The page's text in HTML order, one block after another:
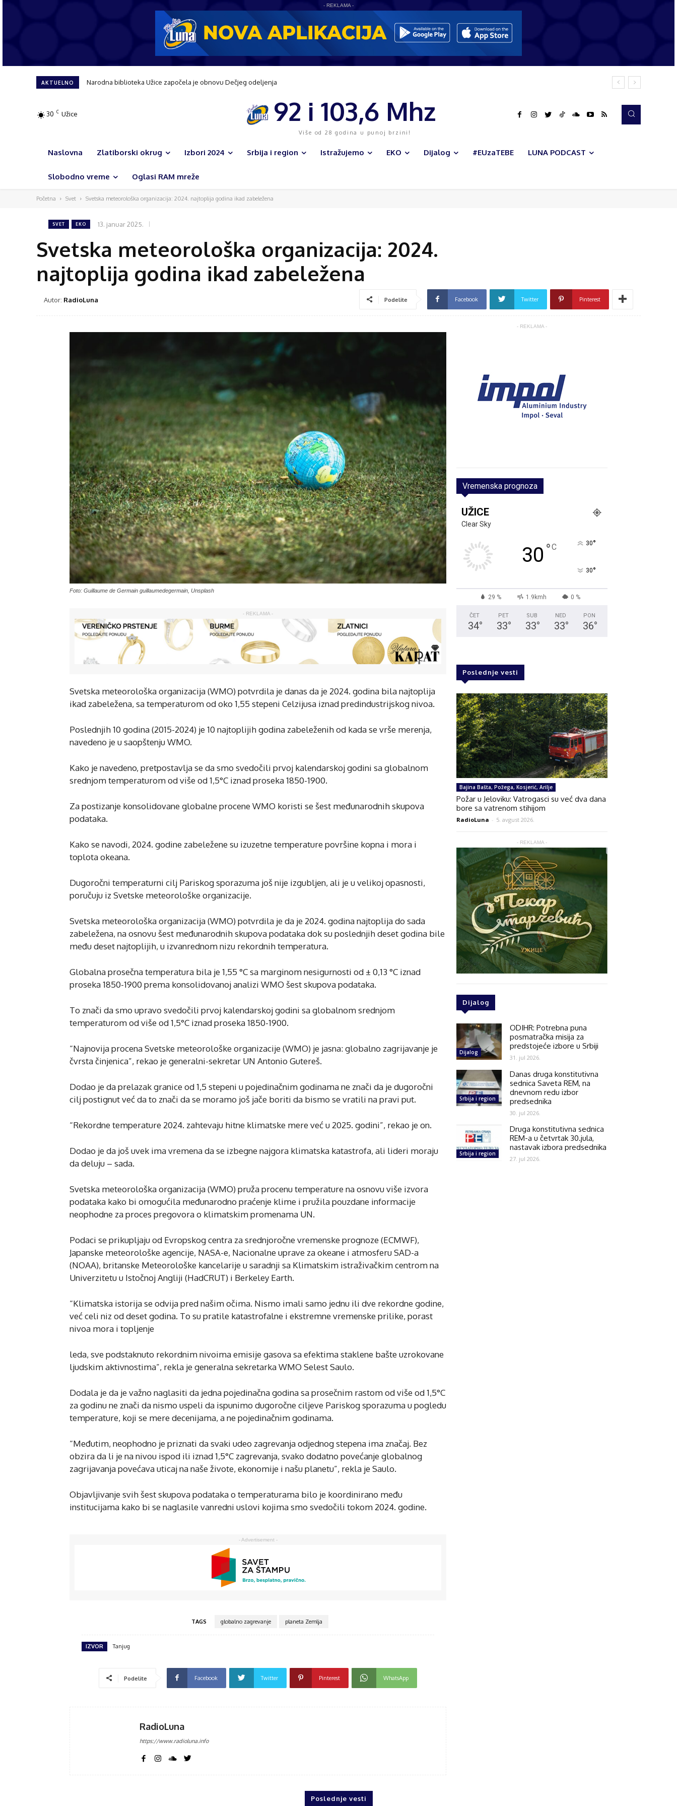
- REKLAMA -
AKTUELNO Užice dobija novi hirurški blok i urgentni centar na 45.000 m2 – Odobrena gradnja kompleksa vrednog 85,2 mil EUR
30 C Užice 92 i 103,6 Mhz
Više od 28 godina u punoj brzini!
Naslovna Zlatiborski okrug Izbori 2024 Srbija i region Istražujemo EKO Dijalog #EUzaTEBE LUNA PODCAST
Slobodno vreme Oglasi RAM mreže
Početna Svet Svetska meteorološka organizacija: 2024. najtoplija godina ikad zabeležena
SVET EKO 13. januar 2025.
Svetska meteorološka organizacija: 2024.
najtoplija godina ikad zabeležena
Autor: RadioLuna Podelite Facebook Twitter Pinterest
Foto: Guillaume de Germain guillaumedegermain, Unsplash
- REKLAMA -
Svetska meteorološka organizacija (WMO) potvrdila je danas da je 2024. godina bila najtoplija
ikad zabeležena, sa temperaturom od oko 1,55 stepeni Celzijusa iznad predindustrijskog nivoa.
Poslednjih 10 godina (2015-2024) je 10 najtoplijih godina zabeleženih od kada se vrše merenja,
navedeno je u saopštenju WMO.
Kako je navedeno, pretpostavlja se da smo svedočili prvoj kalendarskoj godini sa globalnom
srednjom temperaturom od više od 1,5°C iznad proseka 1850-1900.
Za postizanje konsolidovane globalne procene WMO koristi se šest međunarodnih skupova
podataka.
Kako se navodi, 2024. godine zabeležene su izuzetne temperature površine kopna i mora i
toplota okeana.
Dugoročni temperaturni cilj Pariskog sporazuma još nije izgubljen, ali je u velikoj opasnosti,
poručuju iz Svetske meteorološke organizacije.
Svetska meteorološka organizacija (WMO) potvrdila je da je 2024. godina najtoplija do sada
zabeležena, na osnovu šest međunarodnih skupova podataka dok su poslednjih deset godina bile
među deset najtoplijih, u izvanrednom nizu rekordnih temperatura.
Globalna prosečna temperatura bila je 1,55 °C sa marginom nesigurnosti od ± 0,13 °C iznad
proseka 1850-1900 prema konsolidovanoj analizi WMO šest skupova podataka.
To znači da smo upravo svedočili prvoj kalendarskoj godini sa globalnom srednjom
temperaturom od više od 1,5°C iznad proseka 1850-1900.
“Najnovija procena Svetske meteorološke organizacije (WMO) je jasna: globalno zagrijavanje je
čvrsta činjenica”, rekao je generalni-sekretar UN Antonio Gutereš.
Dodao je da prelazak granice od 1,5 stepeni u pojedinačnim godinama ne znači da je dugoročni
cilj postignut već da to znači da se moramo još jače boriti da bismo se vratili na pravi put.
“Rekordne temperature 2024. zahtevaju hitne klimatske mere već u 2025. godini”, rekao je on.
Dodao je da još uvek ima vremena da se izbegne najgora klimatska katastrofa, ali lideri moraju
da deluju – sada.
Svetska meteorološka organizacija (WMO) pruža procenu temperature na osnovu više izvora
podataka kako bi omogućila međunarodno praćenje klime i pružila pouzdane informacije
neophodne za proces pregovora o klimatskim promenama UN.
Podaci se prikupljaju od Evropskog centra za srednjoročne vremenske prognoze (ECMWF),
Japanske meteorološke agencije, NASA-e, Nacionalne uprave za okeane i atmosferu SAD-a
(NOAA), britanske Meteorološke kancelarije u saradnji sa Klimatskim istraživačkim centrom na
Univerzitetu u Istočnoj Angliji (HadCRUT) i Berkeley Earth.
“Klimatska istorija se odvija pred našim očima. Nismo imali samo jednu ili dve rekordne godine,
već celi niz od deset godina. To su pratile katastrofalne i ekstremne vremenske prilike, porast
nivoa mora i topljenje
leda, sve podstaknuto rekordnim nivoima emisije gasova sa efektima staklene bašte uzrokovane
ljudskim aktivnostima”, rekla je generalna sekretarka WMO Selest Saulo.
Dodala je da je važno naglasiti da jedna pojedinačna godina sa prosečnim rastom od više od 1,5°C
za godinu ne znači da nismo uspeli da ispunimo dugoročne ciljeve Pariskog sporazuma u pogledu
temperature, koji se mere decenijama, a ne pojedinačnim godinama.
“Međutim, neophodno je priznati da svaki udeo zagrevanja odjednog stepena ima značaj. Bez
obzira da li je na nivou ispod ili iznad 1,5°C zagrevanja, svako dodatno povećanje globalnog
zagrijavanja povećava uticaj na naše živote, ekonomije i našu planetu”, rekla je Saulo.
Objavljivanje svih šest skupova podataka o temperaturama bilo je koordinirano među
institucijama kako bi se naglasile vanredni uslovi kojima smo svedočili tokom 2024. godine.
- Advertisement -
TAGS globalno zagrevanje planeta Zemlja
IZVOR Tanjug
Podelite Facebook Twitter Pinterest WhatsApp
RadioLuna
https://www.radioluna.info
- REKLAMA -
Vremenska prognoza
UŽICE
Clear Sky
30 °C 30°
30°
29 % 1.9kmh 0 %
ČET
34°
PET
33°
SUB
33°
NED
33°
PON
36°
Poslednje vesti
Bajina Bašta, Požega, Kosjerić, Arilje
Požar u Jeloviku: Vatrogasci su već dva dana
bore sa vatrenom stihijom
RadioLuna - 5. avgust 2026.
- REKLAMA -
Dijalog
Dijalog
ODIHR: Potrebna puna
posmatračka misija za
predstojeće izbore u Srbiji
31. jul 2026.
Srbija i region
Danas druga konstitutivna
sednica Saveta REM, na
dnevnom redu izbor
predsednika
30. jul 2026.
Srbija i region
Druga konstitutivna sednica
REM-a u četvrtak 30.jula,
nastavak izbora predsednika
27. jul 2026.
Poslednje vesti